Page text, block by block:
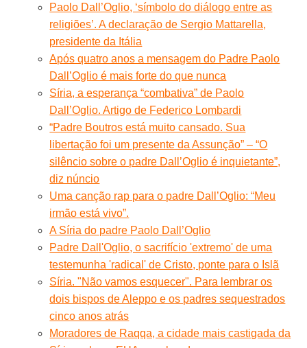
Paolo Dall’Oglio, ‘símbolo do diálogo entre as
religiões’. A declaração de Sergio Mattarella,
presidente da Itália
Após quatro anos a mensagem do Padre Paolo
Dall’Oglio é mais forte do que nunca
Síria, a esperança “combativa” de Paolo
Dall’Oglio. Artigo de Federico Lombardi
“Padre Boutros está muito cansado. Sua
libertação foi um presente da Assunção” – “O
silêncio sobre o padre Dall’Oglio é inquietante”,
diz núncio
Uma canção rap para o padre Dall’Oglio: “Meu
irmão está vivo”.
A Síria do padre Paolo Dall’Oglio
Padre Dall'Oglio, o sacrifício 'extremo' de uma
testemunha 'radical' de Cristo, ponte para o Islã
Síria. "Não vamos esquecer". Para lembrar os
dois bispos de Aleppo e os padres sequestrados
cinco anos atrás
Moradores de Raqqa, a cidade mais castigada da